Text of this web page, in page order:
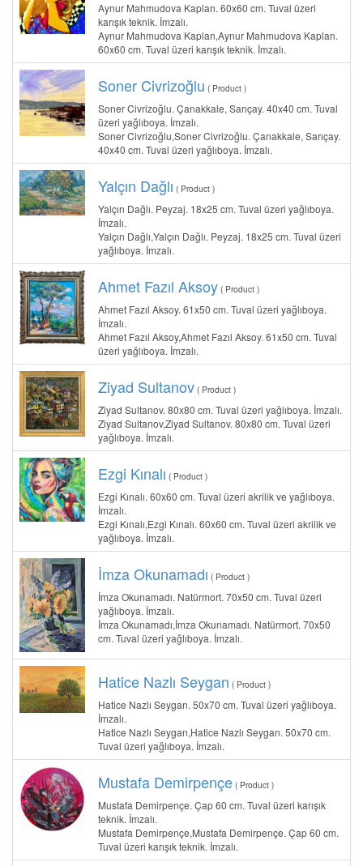
Aynur Mahmudova Kaplan. 60x60 cm. Tuval üzeri
karışık teknik. İmzalı.
Aynur Mahmudova Kaplan,Aynur Mahmudova Kaplan.
60x60 cm. Tuval üzeri karışık teknik. İmzalı.
Soner Civrizoğlu ( Product )
Soner Civrizoğlu. Çanakkale, Sarıçay. 40x40 cm. Tuval
üzeri yağlıboya. İmzalı.
Soner Civrizoğlu,Soner Civrizoğlu. Çanakkale, Sarıçay.
40x40 cm. Tuval üzeri yağlıboya. İmzalı.
Yalçın Dağlı ( Product )
Yalçın Dağlı. Peyzaj. 18x25 cm. Tuval üzeri yağlıboya.
İmzalı.
Yalçın Dağlı,Yalçın Dağlı. Peyzaj. 18x25 cm. Tuval üzeri
yağlıboya. İmzalı.
Ahmet Fazıl Aksoy ( Product )
Ahmet Fazıl Aksoy. 61x50 cm. Tuval üzeri yağlıboya.
İmzalı.
Ahmet Fazıl Aksoy,Ahmet Fazıl Aksoy. 61x50 cm. Tuval
üzeri yağlıboya. İmzalı.
Ziyad Sultanov ( Product )
Ziyad Sultanov. 80x80 cm. Tuval üzeri yağlıboya. İmzalı.
Ziyad Sultanov,Ziyad Sultanov. 80x80 cm. Tuval üzeri
yağlıboya. İmzalı.
Ezgi Kınalı ( Product )
Ezgi Kınalı. 60x60 cm. Tuval üzeri akrilik ve yağlıboya.
İmzalı.
Ezgi Kınalı,Ezgi Kınalı. 60x60 cm. Tuval üzeri akrilik ve
yağlıboya. İmzalı.
İmza Okunamadı ( Product )
İmza Okunamadı. Natürmort. 70x50 cm. Tuval üzeri
yağlıboya. İmzalı.
İmza Okunamadı,İmza Okunamadı. Natürmort. 70x50
cm. Tuval üzeri yağlıboya. İmzalı.
Hatice Nazlı Seygan ( Product )
Hatice Nazlı Seygan. 50x70 cm. Tuval üzeri yağlıboya.
İmzalı.
Hatice Nazlı Seygan,Hatice Nazlı Seygan. 50x70 cm.
Tuval üzeri yağlıboya. İmzalı.
Mustafa Demirpençe ( Product )
Mustafa Demirpençe. Çap 60 cm. Tuval üzeri karışık
teknik. İmzalı.
Mustafa Demirpençe,Mustafa Demirpençe. Çap 60 cm.
Tuval üzeri karışık teknik. İmzalı.